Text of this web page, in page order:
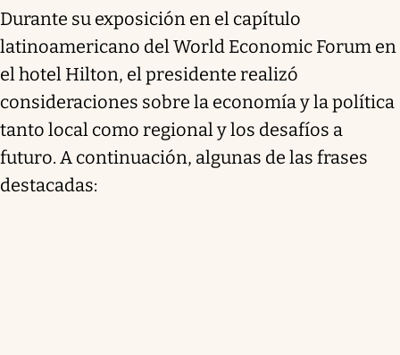
Durante su exposición en el capítulo
latinoamericano del World Economic Forum en
el hotel Hilton, el presidente realizó
consideraciones sobre la economía y la política
tanto local como regional y los desafíos a
futuro. A continuación, algunas de las frases
destacadas: